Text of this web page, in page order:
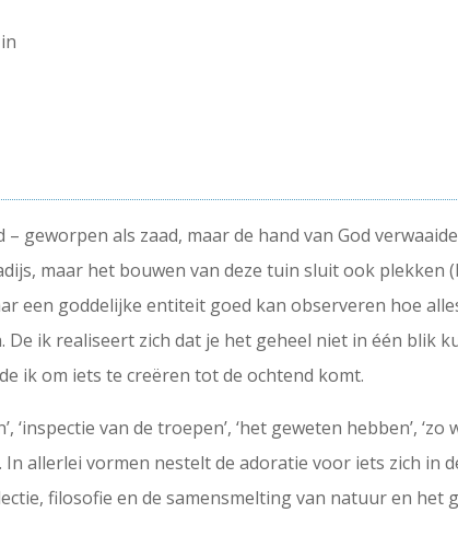
geworpen als zaad, maar de hand van God
maar het bouwen van deze tuin sluit ook plekken
een goddelijke entiteit goed kan observeren hoe
ik realiseert zich dat je het geheel niet in één blik
ik om iets te creëren tot de ochtend komt.
van de troepen’, ‘het geweten hebben’, ‘zo
In allerlei vormen nestelt de adoratie voor iets zich in
filosofie en de samensmelting van natuur en het